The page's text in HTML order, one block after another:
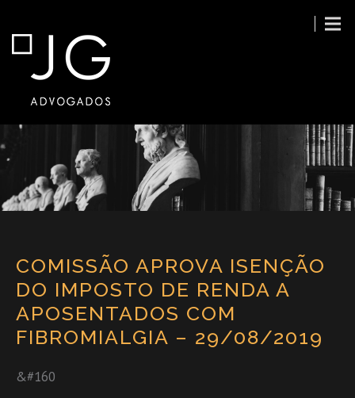
COMISSÃO APROVA ISENÇÃO
DO IMPOSTO DE RENDA A
APOSENTADOS COM
FIBROMIALGIA – 29/08/2019
&#160